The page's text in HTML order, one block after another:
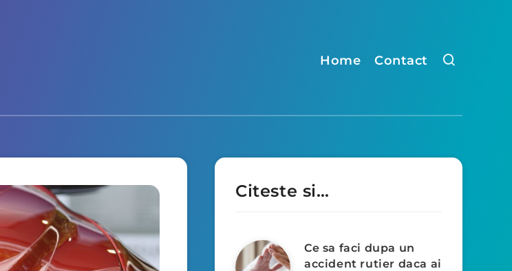
Home Contact
Citeste si…
Ce sa faci dupa un
accident rutier daca ai